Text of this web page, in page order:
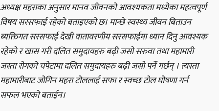
अध्यक्ष महराका अनुसार मानव जीवनको आवश्यकता मध्येका महत्वपूर्ण
विषय सरसफाई रहेको बताइएको छ। मान्छे स्वस्थ्य जीवन बिताउन
ब्यक्तिगत सरसफाई देखी वातावरणीय सरसफाईमा ध्यान दिनु आवश्यक
रहेको र खास गरी दलित समुदायहरु बढ़ी जसो सरुवा तथा महामारी
जस्ता रोगको चपेटामा दलित समुदायहरु बढ़ी जसो पर्ने गर्छन् । त्यस्ता
महामारीबाट जोगिन महरा टोललाई सफा र स्वच्छ टोल घोषणा गर्न
सफल भएको बताईन।